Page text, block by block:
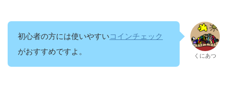
初心者の方には使いやすいコインチェック
がおすすめですよ。
くにあつ